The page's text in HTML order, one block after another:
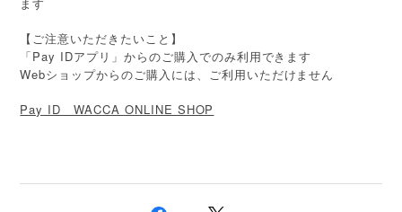
ます
【ご注意いただきたいこと】
「Pay IDアプリ」からのご購入でのみ利用できます
Webショップからのご購入には、ご利用いただけません
Pay ID WACCA ONLINE SHOP